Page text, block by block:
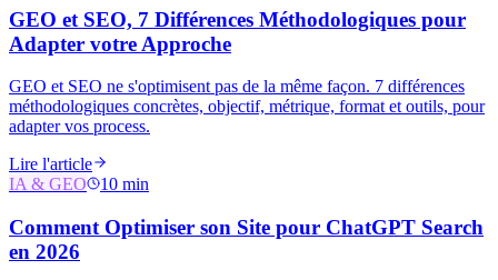
GEO et SEO, 7 Différences Méthodologiques pour
Adapter votre Approche
GEO et SEO ne s'optimisent pas de la même façon. 7 différences
méthodologiques concrètes, objectif, métrique, format et outils, pour
adapter vos process.
Lire l'article
IA & GEO
10 min
Comment Optimiser son Site pour ChatGPT Search
en 2026